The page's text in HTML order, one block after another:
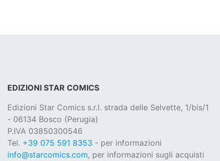
EDIZIONI STAR COMICS
Edizioni Star Comics s.r.l. strada delle Selvette, 1/bis/1
- 06134 Bosco (Perugia)
P.IVA 03850300546
Tel. +39 075 591 8353 - per informazioni
info@starcomics.com, per informazioni sugli acquisti